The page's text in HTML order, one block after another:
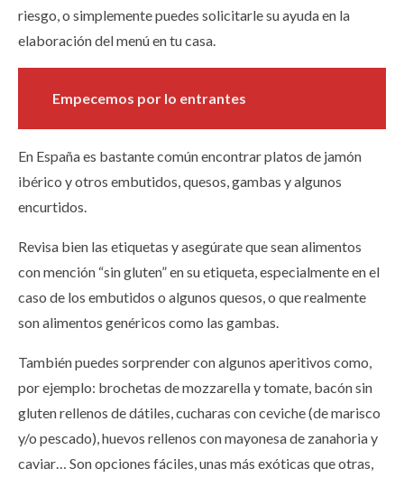
riesgo, o simplemente puedes solicitarle su ayuda en la
elaboración del menú en tu casa.
Empecemos por lo entrantes
En España es bastante común encontrar platos de jamón
ibérico y otros embutidos, quesos, gambas y algunos
encurtidos.
Revisa bien las etiquetas y asegúrate que sean alimentos
con mención “sin gluten” en su etiqueta, especialmente en el
caso de los embutidos o algunos quesos, o que realmente
son alimentos genéricos como las gambas.
También puedes sorprender con algunos aperitivos como,
por ejemplo: brochetas de mozzarella y tomate, bacón sin
gluten rellenos de dátiles, cucharas con ceviche (de marisco
y/o pescado), huevos rellenos con mayonesa de zanahoria y
caviar… Son opciones fáciles, unas más exóticas que otras,